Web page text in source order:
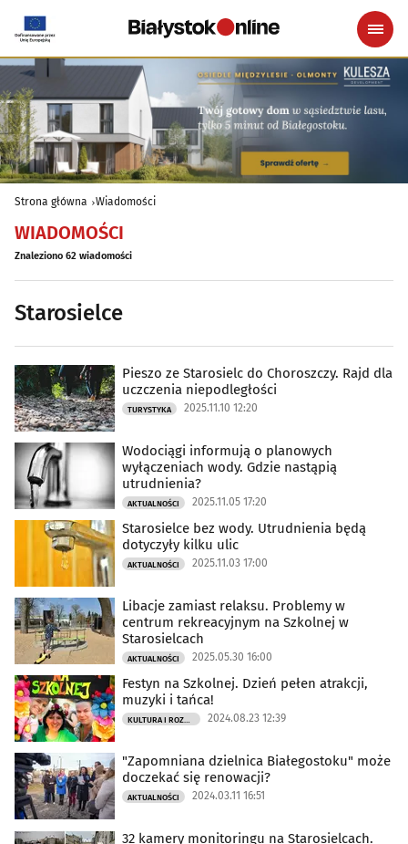
Strona główna Wiadomości
WIADOMOŚCI
Znaleziono 62 wiadomości
Starosielce
Pieszo ze Starosielc do Choroszczy. Rajd dla
uczczenia niepodległości
TURYSTYKA 2025.11.10 12:20
Wodociągi informują o planowych
wyłączeniach wody. Gdzie nastąpią
utrudnienia?
AKTUALNOŚCI 2025.11.05 17:20
Starosielce bez wody. Utrudnienia będą
dotyczyły kilku ulic
AKTUALNOŚCI 2025.11.03 17:00
Libacje zamiast relaksu. Problemy w
centrum rekreacyjnym na Szkolnej w
Starosielcach
AKTUALNOŚCI 2025.05.30 16:00
Festyn na Szkolnej. Dzień pełen atrakcji,
muzyki i tańca!
2024.08.23 12:39
"Zapomniana dzielnica Białegostoku" może
doczekać się renowacji?
AKTUALNOŚCI 2024.03.11 16:51
32 kamery monitoringu na Starosielcach.